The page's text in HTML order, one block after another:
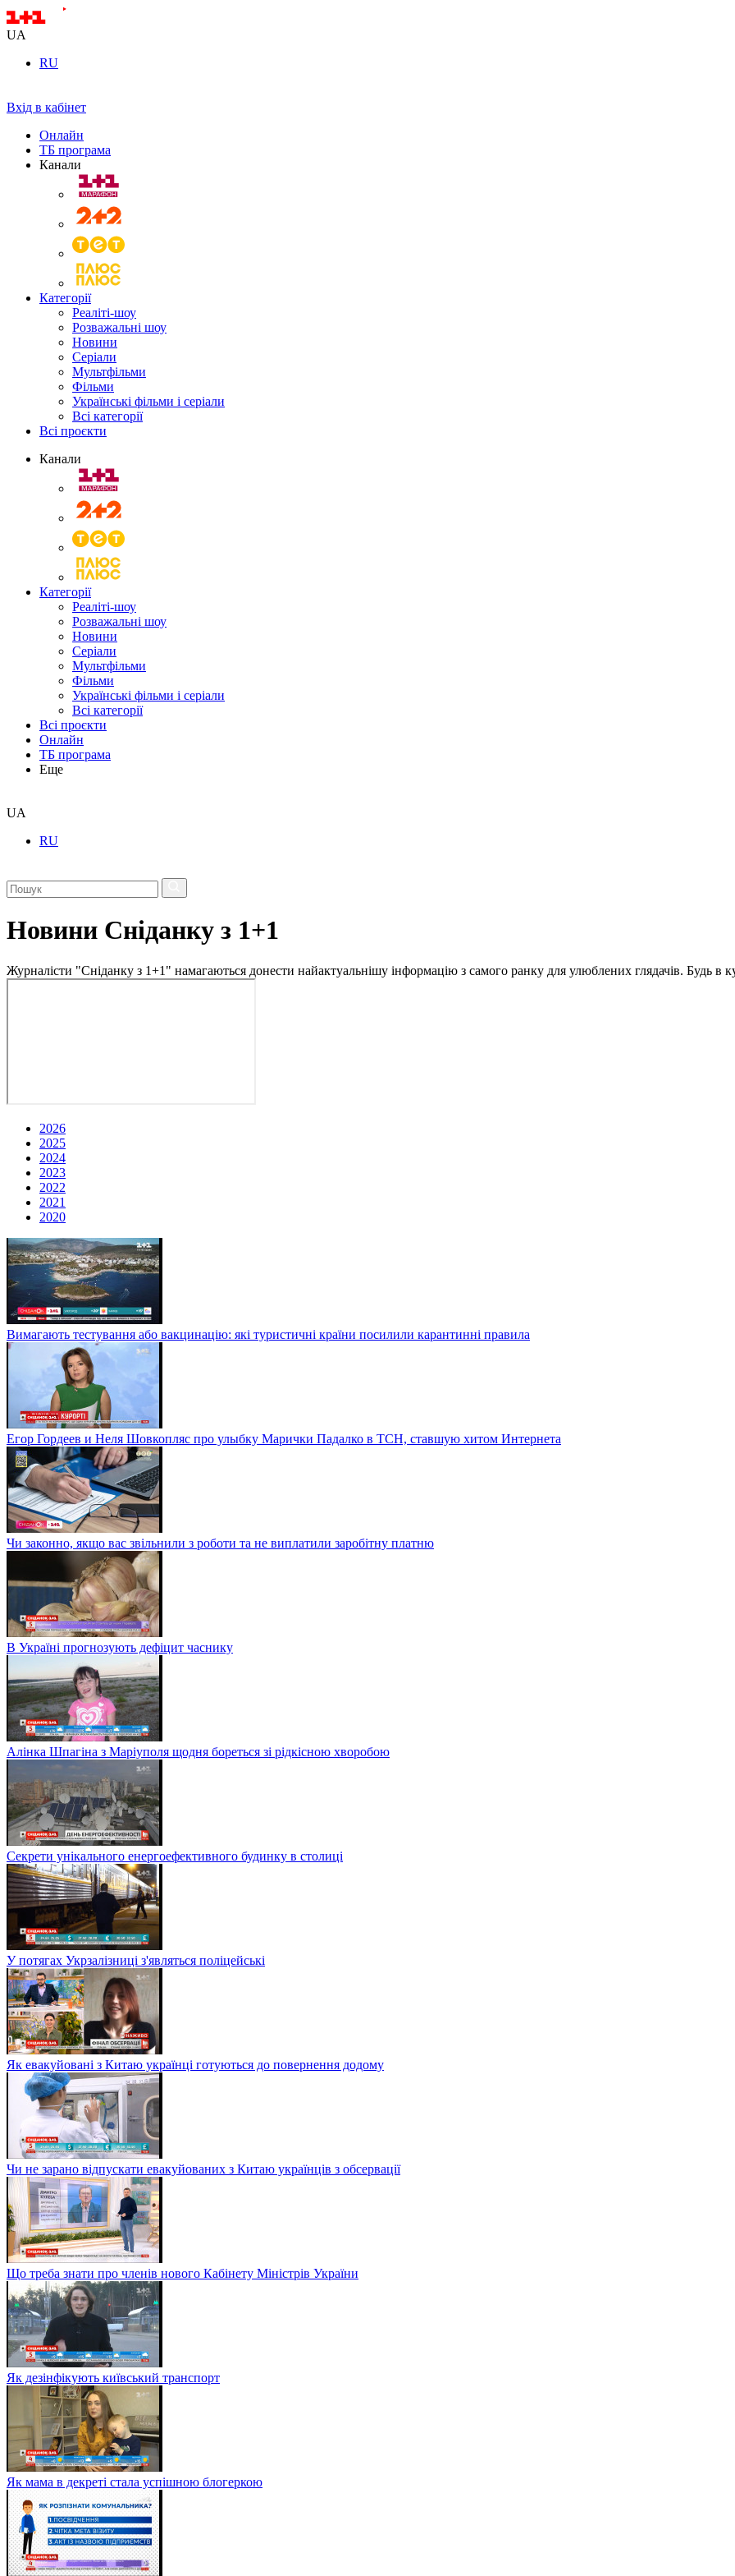
UA
RU
Вхід в кабінет
Онлайн
ТБ програма
Канали
Категорії
Реаліті-шоу
Розважальні шоу
Новини
Серіали
Мультфільми
Фільми
Українські фільми і серіали
Всі категорії
Всі проєкти
Канали
Категорії
Реаліті-шоу
Розважальні шоу
Новини
Серіали
Мультфільми
Фільми
Українські фільми і серіали
Всі категорії
Всі проєкти
Онлайн
ТБ програма
Еще
UA
RU
Новини Сніданку з 1+1
Журналісти "Сніданку з 1+1" намагаються донести найактуальнішу інформацію з самого ранку для улюблених глядачів. Будь в
2026
2025
2024
2023
2022
2021
2020
Вимагають тестування або вакцинацію: які туристичні країни посилили карантинні правила
Егор Гордеев и Неля Шовкопляс про улыбку Марички Падалко в ТСН, ставшую хитом Интернета
Чи законно, якщо вас звільнили з роботи та не виплатили заробітну платню
В Україні прогнозують дефіцит часнику
Алінка Шпагіна з Маріуполя щодня бореться зі рідкісною хворобою
Секрети унікального енергоефективного будинку в столиці
У потягах Укрзалізниці з'являться поліцейські
Як евакуйовані з Китаю українці готуються до повернення додому
Чи не зарано відпускати евакуйованих з Китаю українців з обсервації
Що треба знати про членів нового Кабінету Міністрів України
Як дезінфікують київський транспорт
Як мама в декреті стала успішною блогеркою